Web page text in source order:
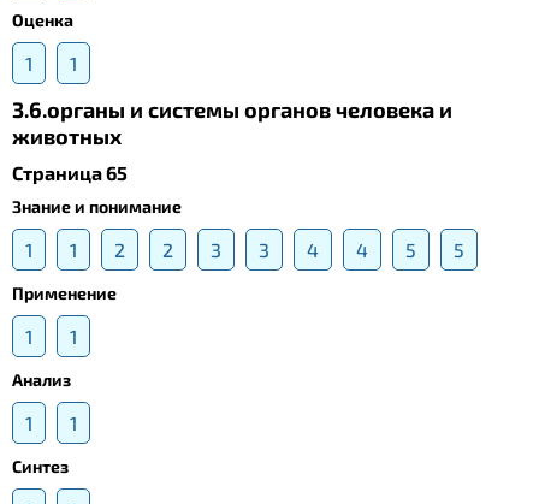
Оценка
1 1
3.6.органы и системы органов человека и
животных
Страница 65
Знание и понимание
1 1 2 2 3 3 4 4 5 5
Применение
1 1
Анализ
1 1
Синтез